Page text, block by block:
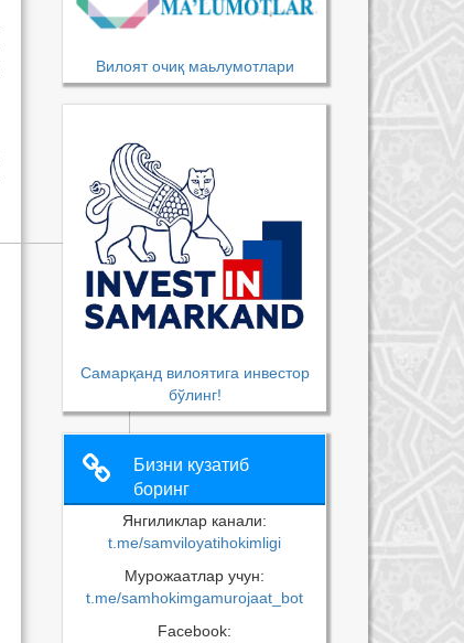
Вилоят очиқ маьлумотлари
Самарқанд вилоятига инвестор
бўлинг!
Бизни кузатиб
боринг
Янгиликлар канали:
t.me/samviloyatihokimligi
Мурожаатлар учун:
t.me/samhokimgamurojaat_bot
Facebook: